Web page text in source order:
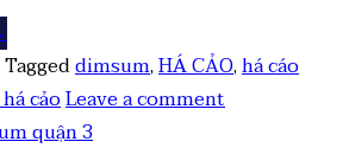
Taggeddimsum,HÁ CẢO,há cáo
cảoLeave a comment